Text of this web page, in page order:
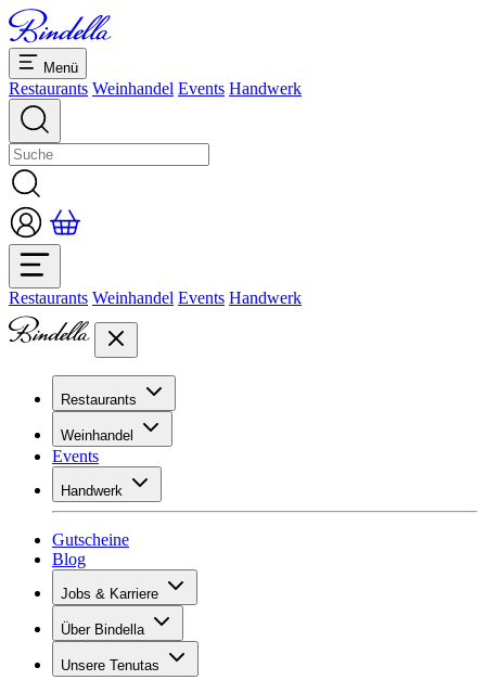
Menü
Restaurants Weinhandel Events Handwerk
Restaurants Weinhandel Events Handwerk
Restaurants
Übersicht Restaurants
Bankette & Events
Dolcezze
Weinhandel
Übersicht
Sortiment
Weinwissen
Events
Handwerk
Übersicht
Gipsen
Malern
Gutscheine
Blog
Jobs & Karriere
Übersicht
Offene Stellen
Ihre Vorteile
Über Bindella
Geschichte
Unsere Tenutas